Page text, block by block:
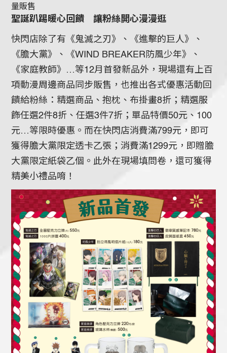
量販售
聖誕趴踢暖心回饋 讓粉絲開心漫漫逛
快閃店除了有《鬼滅之刃》、《進擊的巨人》、
《膽大黨》、《WIND BREAKER防風少年》、
《家庭教師》…等12月首發新品外，現場還有上百
項動漫周邊商品同步販售，也推出各式優惠活動回
饋給粉絲：精選商品、抱枕、布掛畫8折；精選服
飾任選2件8折、任選3件7折；單品特價50元、100
元…等限時優惠。而在快閃店消費滿799元，即可
獲得膽大黨限定透卡乙張；消費滿1299元，即贈膽
大黨限定紙袋乙個。此外在現場填問卷，還可獲得
精美小禮品唷！